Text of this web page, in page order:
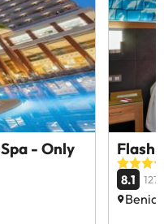
- Only
Flash
8.1